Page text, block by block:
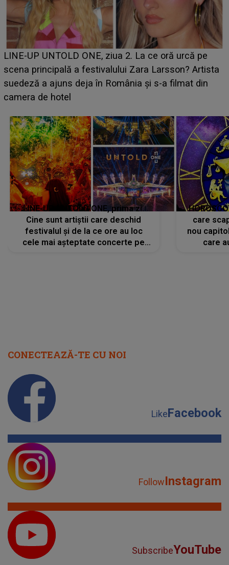
Ce a dezvăluit noua concurentă din "Casa Iubirii" l-a
luat prin surprindere pe Emanuel. CINE ESTE
BĂIATUL VIZAT de Alexandra?! Aflându-se în fața
faptului împlinit, A RECUNOSCUT IMEDIAT: "Am
LINE-UP UNTOLD ONE, prima zi.
Cine sunt artiștii care deschid
festivalul și de la ce ore au loc
cele mai așteptate concerte pe
care
nou
care
CONECTEAZĂ-TE CU NOI
LikeFacebook
FollowInstagram
SubscribeYouTube